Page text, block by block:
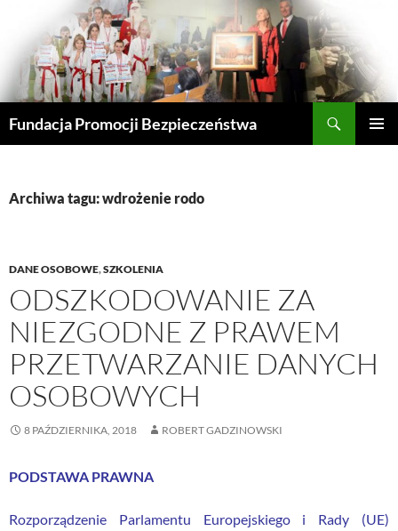
treści
Fundacja Promocji Bezpieczeństwa
Archiwa tagu: wdrożenie rodo
DANE OSOBOWE,SZKOLENIA
ODSZKODOWANIE ZA
NIEZGODNE Z PRAWEM
PRZETWARZANIE DANYCH
OSOBOWYCH
8 PAŹDZIERNIKA, 2018 ROBERT GADZINOWSKI
PODSTAWA PRAWNA
Rozporządzenie Parlamentu Europejskiego i Rady (UE)